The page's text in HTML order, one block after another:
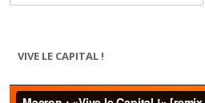
VIVE LE CAPITAL !
Lecteur
vidéo